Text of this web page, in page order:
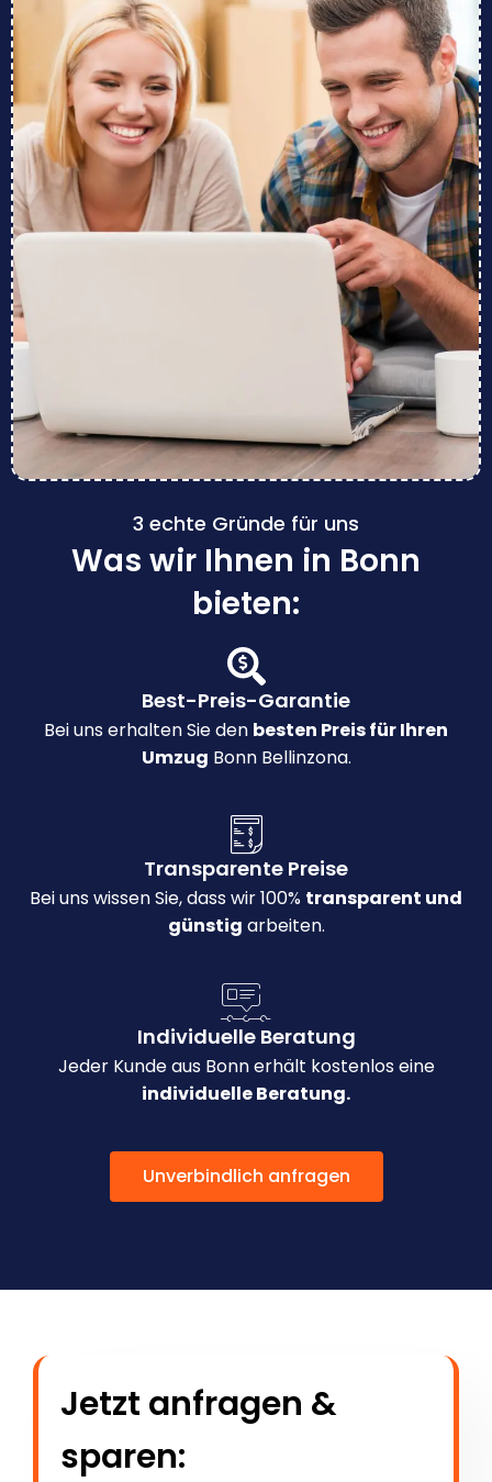
3 echte Gründe für uns
Was wir Ihnen in Bonn
bieten:
Best-Preis-Garantie
Bei uns erhalten Sie den besten Preis für Ihren
Umzug Bonn Bellinzona.
Transparente Preise
Bei uns wissen Sie, dass wir 100% transparent und
günstig arbeiten.
Individuelle Beratung
Jeder Kunde aus Bonn erhält kostenlos eine
individuelle Beratung.
Unverbindlich anfragen
Jetzt anfragen &
sparen: